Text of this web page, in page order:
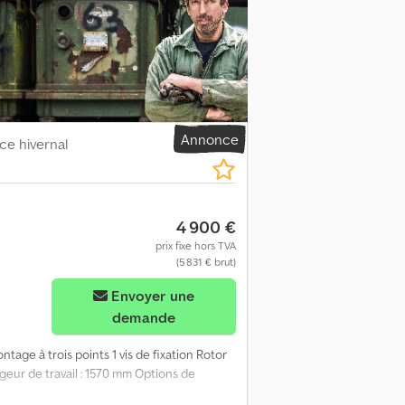
à votre disposition du lundi au
d'ouverture, il est possible de prendre
d'occasion actuel. Les ventes aux
à l'ensemble de notre stock de
modifications et vente entre deux.
Annonce
d'images
hivernal
4 900 €
prix fixe hors TVA
(5 831 € brut)
demande
à trois points 1 vis de fixation Rotor
de travail : 1570 mm Options de